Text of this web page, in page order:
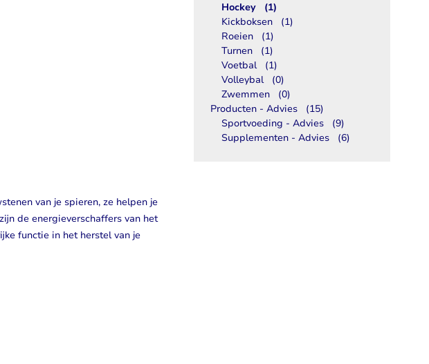
Hockey
(1)
Kickboksen
(1)
Roeien
(1)
Turnen
(1)
Voetbal
(1)
Volleybal
(0)
Zwemmen
(0)
Producten - Advies
(15)
Sportvoeding - Advies
(9)
Supplementen - Advies
(6)
van je spieren, ze helpen je
de energieverschaffers van het
functie in het herstel van je